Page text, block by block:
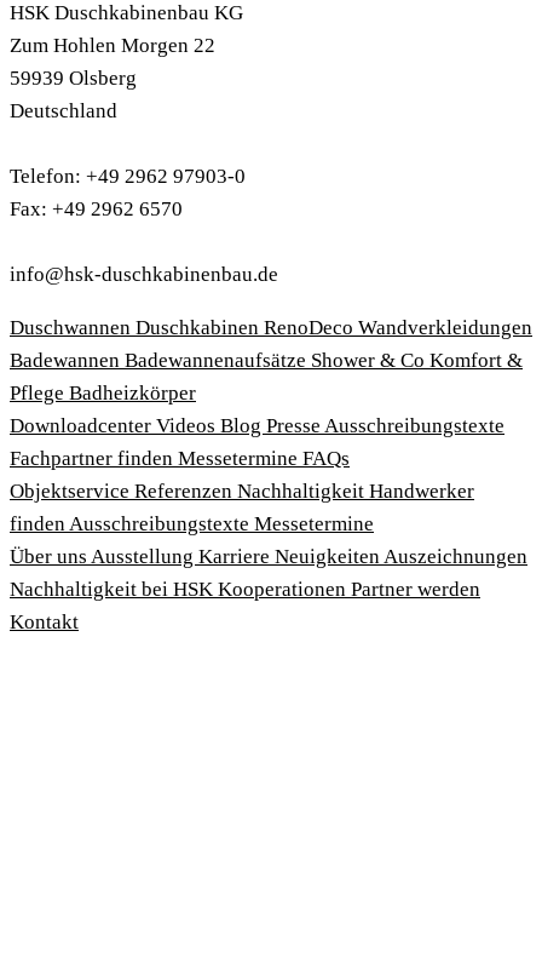
HSK Duschkabinenbau KG
Zum Hohlen Morgen 22
59939 Olsberg
Deutschland
Telefon: +49 2962 97903-0
Fax: +49 2962 6570
info@hsk-duschkabinenbau.de
Duschwannen Duschkabinen RenoDeco Wandverkleidungen
Badewannen Badewannenaufsätze Shower & Co Komfort &
Pflege Badheizkörper
Download­center Videos Blog Presse Ausschreibungstexte
Fachpartner finden Messetermine FAQs
Objektservice Referenzen Nachhaltigkeit Handwerker
findenAusschreibungstexte Messetermine
Über uns Ausstellung Karriere NeuigkeitenAuszeichnungen
Nachhaltigkeit bei HSK Kooperationen Partner werden
Kontakt